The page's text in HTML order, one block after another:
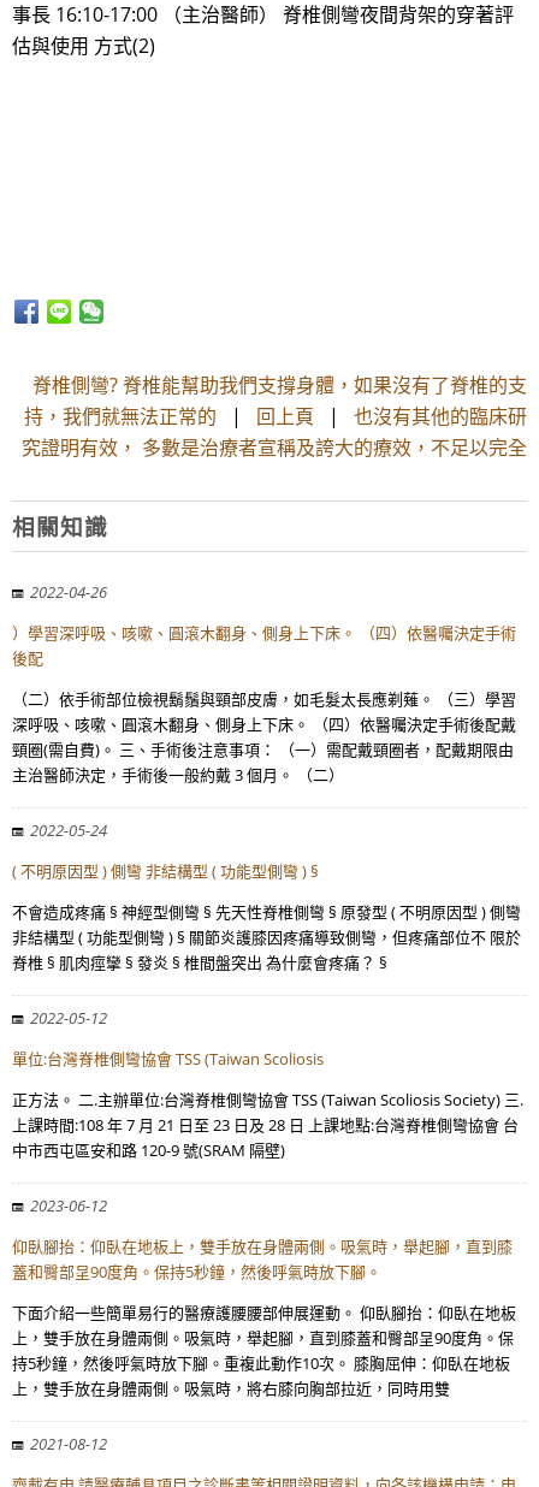
事長 16:10-17:00 （主治醫師） 脊椎側彎夜間背架的穿著評
估與使用 方式(2)
脊椎側彎? 脊椎能幫助我們支撐身體，如果沒有了脊椎的支
持，我們就無法正常的 | 回上頁 | 也沒有其他的臨床研
究證明有效， 多數是治療者宣稱及誇大的療效，不足以完全
相關知識
2022-04-26
）學習深呼吸、咳嗽、圓滾木翻身、側身上下床。 （四）依醫囑決定手術
後配
（二）依手術部位檢視鬍鬚與頸部皮膚，如毛髮太長應剃薙。 （三）學習
深呼吸、咳嗽、圓滾木翻身、側身上下床。 （四）依醫囑決定手術後配戴
頸圈(需自費)。 三、手術後注意事項： （一）需配戴頸圈者，配戴期限由
主治醫師決定，手術後一般約戴 3 個月。 （二）
2022-05-24
( 不明原因型 ) 側彎 非結構型 ( 功能型側彎 ) §
不會造成疼痛 § 神經型側彎 § 先天性脊椎側彎 § 原發型 ( 不明原因型 ) 側彎
非結構型 ( 功能型側彎 ) § 關節炎護膝因疼痛導致側彎，但疼痛部位不 限於
脊椎 § 肌肉痙攣 § 發炎 § 椎間盤突出 為什麼會疼痛？ §
2022-05-12
單位:台灣脊椎側彎協會 TSS (Taiwan Scoliosis
正方法。 二.主辦單位:台灣脊椎側彎協會 TSS (Taiwan Scoliosis Society) 三.
上課時間:108 年 7 月 21 日至 23 日及 28 日 上課地點:台灣脊椎側彎協會 台
中市西屯區安和路 120-9 號(SRAM 隔壁)
2023-06-12
仰臥腳抬：仰臥在地板上，雙手放在身體兩側。吸氣時，舉起腳，直到膝
蓋和臀部呈90度角。保持5秒鐘，然後呼氣時放下腳。
下面介紹一些簡單易行的醫療護腰腰部伸展運動。 仰臥腳抬：仰臥在地板
上，雙手放在身體兩側。吸氣時，舉起腳，直到膝蓋和臀部呈90度角。保
持5秒鐘，然後呼氣時放下腳。重複此動作10次。 膝胸屈伸：仰臥在地板
上，雙手放在身體兩側。吸氣時，將右膝向胸部拉近，同時用雙
2021-08-12